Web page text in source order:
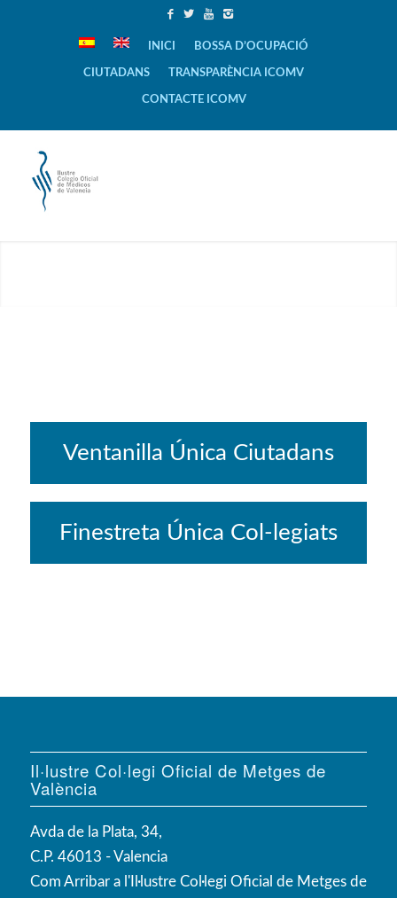
INICI BOSSA D’OCUPACIÓ
CIUTADANS TRANSPARÈNCIA ICOMV
CONTACTE ICOMV
Ventanilla Única Ciutadans
Finestreta Única Col-legiats
Il·lustre Col·legi Oficial de Metges de
València
Avda de la Plata, 34,
C.P. 46013 - Valencia
Com Arribar a l'Il·lustre Col·legi Oficial de Metges de